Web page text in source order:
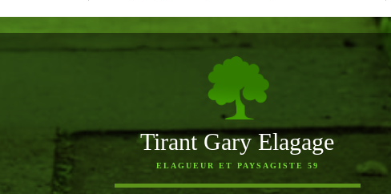
Tirant Gary Elagage
ELAGUEUR ET PAYSAGISTE 59